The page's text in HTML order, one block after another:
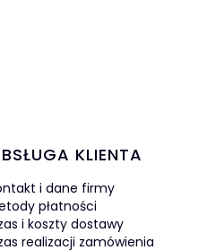
w stopce
KLIENTA
i dane firmy
płatności
i koszty dostawy
realizacji zamówienia